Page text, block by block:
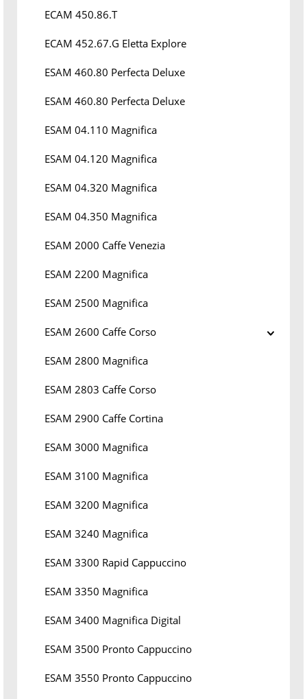
ECAM 450.86.T
ECAM 452.67.G Eletta Explore
ESAM 460.80 Perfecta Deluxe
ESAM 460.80 Perfecta Deluxe
ESAM 04.110 Magnifica
ESAM 04.120 Magnifica
ESAM 04.320 Magnifica
ESAM 04.350 Magnifica
ESAM 2000 Caffe Venezia
ESAM 2200 Magnifica
ESAM 2500 Magnifica
ESAM 2600 Caffe Corso
ESAM 2800 Magnifica
ESAM 2803 Caffe Corso
ESAM 2900 Caffe Cortina
ESAM 3000 Magnifica
ESAM 3100 Magnifica
ESAM 3200 Magnifica
ESAM 3240 Magnifica
ESAM 3300 Rapid Cappuccino
ESAM 3350 Magnifica
ESAM 3400 Magnifica Digital
ESAM 3500 Pronto Cappuccino
ESAM 3550 Pronto Cappuccino